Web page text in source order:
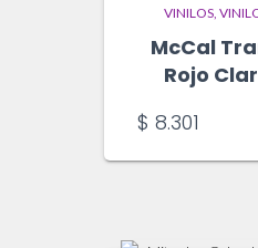
VINILOS
McCal
Rojo
$ 8.301